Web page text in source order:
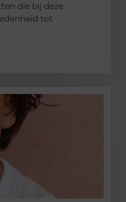
die bij deze
tot